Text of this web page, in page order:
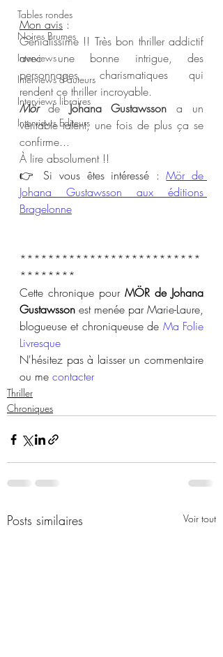
Tables rondes
Noires Brumes
Interviews
Interviews d'auteurs
Interviews libraires
Interviews Editeurs
Mon avis :
Génialissime !! Très bon thriller addictif
avec une bonne intrigue, des
personnages charismatiques qui
rendent ce thriller incroyable.
Mör de Johana Gustawsson a un
véritable talent, une fois de plus ça se
confirme...
À lire absolument !!
👉 Si vous êtes intéressé : Mör de
Johana Gustawsson aux éditions
Bragelonne
**************************
********
Cette chronique pour MÖR de Johana
Gustawsson est menée par Marie-Laure,
blogueuse et chroniqueuse de Ma Folie
Livresque
N'hésitez pas à laisser un commentaire
ou me contacter
Thriller
Chroniques
Posts similaires Voir tout